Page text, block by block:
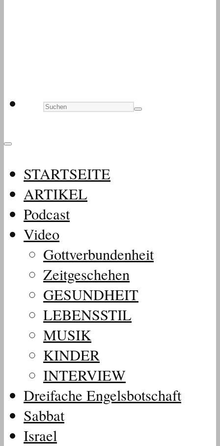
STARTSEITE
ARTIKEL
Podcast
Video
Gottverbundenheit
Zeitgeschehen
GESUNDHEIT
LEBENSSTIL
MUSIK
KINDER
INTERVIEW
Dreifache Engelsbotschaft
Sabbat
Israel